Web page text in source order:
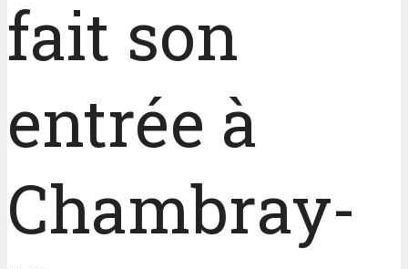
fait son
entrée à
Chambray-